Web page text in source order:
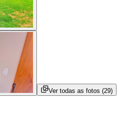
Ver todas as fotos (29)